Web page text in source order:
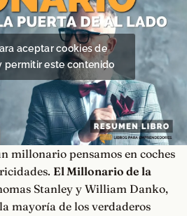
aceptar cookies de
permitir este contenido
millonario pensamos en coches
El Millonario de la
Stanley y William Danko,
mayoría de los verdaderos